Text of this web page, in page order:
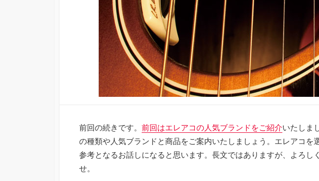
前回の続きです。 前回はエレアコの人気ブランドをご紹介いたしま
の種類や人気ブランドと商品をご案内いたしましょう。エレアコを
参考となるお話しになると思います。長文ではありますが、よろし
せ。